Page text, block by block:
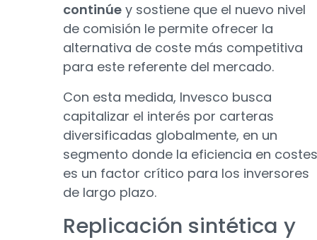
continúe y sostiene que el nuevo nivel
de comisión le permite ofrecer la
alternativa de coste más competitiva
para este referente del mercado.
Con esta medida, Invesco busca
capitalizar el interés por carteras
diversificadas globalmente, en un
segmento donde la eficiencia en costes
es un factor crítico para los inversores
de largo plazo.
Replicación sintética y